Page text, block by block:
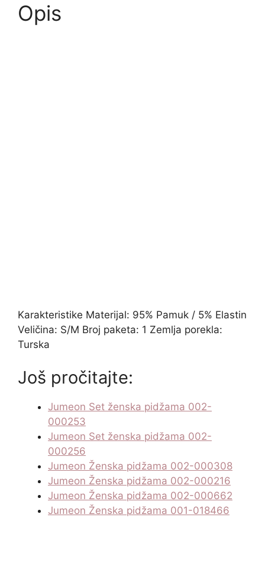
Opis
Karakteristike Materijal: 95% Pamuk / 5% Elastin
Veličina: S/M Broj paketa: 1 Zemlja porekla:
Turska
Još pročitajte:
Jumeon Set ženska pidžama 002-
000253
Jumeon Set ženska pidžama 002-
000256
Jumeon Ženska pidžama 002-000308
Jumeon Ženska pidžama 002-000216
Jumeon Ženska pidžama 002-000662
Jumeon Ženska pidžama 001-018466